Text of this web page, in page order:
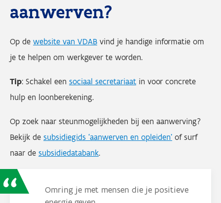
aanwerven?
Op de website van VDAB vind je handige informatie om
je te helpen om werkgever te worden.
Tip: Schakel een sociaal secretariaat in voor concrete
hulp en loonberekening.
Op zoek naar steunmogelijkheden bij een aanwerving?
Bekijk de subsidiegids ‘aanwerven en opleiden’ of surf
naar de subsidiedatabank.
Omring je met mensen die je positieve